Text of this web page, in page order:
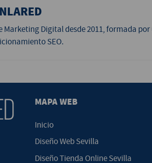
Marketing Digital desde 2011, formada
SEO.
MAPA WEB
Inicio
Diseño Web Sevilla
Diseño Tienda Online Sevilla